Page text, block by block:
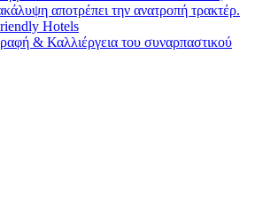
αποτρέπει την ανατροπή τρακτέρ.
Hotels
& Καλλιέργεια του συναρπαστικού